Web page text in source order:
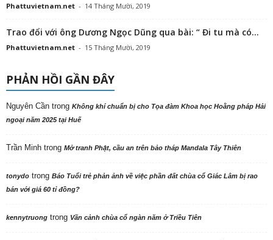
Phattuvietnam.net - 14 Tháng Mười, 2019
Trao đổi với ông Dương Ngọc Dũng qua bài: “ Đi tu mà có...
Phattuvietnam.net - 15 Tháng Mười, 2019
PHẢN HỒI GẦN ĐÂY
Nguyên Cần trong Không khí chuẩn bị cho Tọa đàm Khoa học Hoằng pháp Hải
ngoại năm 2025 tại Huế
Trần Minh trong Mở tranh Phật, cầu an trên bảo tháp Mandala Tây Thiên
tonydo trong Báo Tuổi trẻ phản ảnh về việc phần đất chùa cổ Giác Lâm bị rao
bán với giá 60 tỉ đồng?
kennytruong trong Vãn cảnh chùa cổ ngàn năm ở Triều Tiên